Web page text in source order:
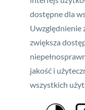
dostępne dla
Uwzględnienie
zwiększa
jakość i
wszystkich